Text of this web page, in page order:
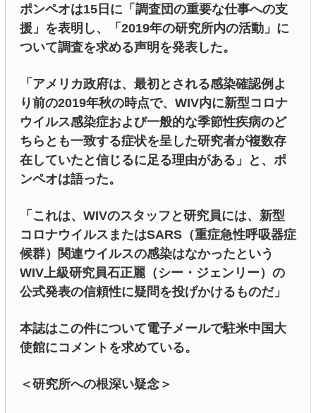
ポンペオは15日に「調査団の重要な仕事への支
援」を表明し、「2019年の研究所内の活動」に
ついて調査を求める声明を発表した。
「アメリカ政府は、最初とされる感染確認例よ
り前の2019年秋の時点で、WIV内に新型コロナ
ウイルス感染症および一般的な季節性疾病のど
ちらとも一致する症状を呈した研究者が複数存
在していたと信じるに足る理由がある」と、ポ
ンペオは語った。
「これは、WIVのスタッフと研究員には、新型
コロナウイルスまたはSARS（重症急性呼吸器症
候群）関連ウイルスの感染はなかったという
WIV上級研究員石正麗（シー・ジェンリー）の
公式発表の信頼性に疑問を投げかけるものだ」
本誌はこの件について電子メールで駐米中国大
使館にコメントを求めている。
＜研究所への根深い疑念＞